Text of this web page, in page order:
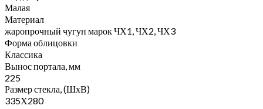
Малая
Материал
жаропрочный чугун марок ЧХ1, ЧХ2, ЧХ3
Форма облицовки
Классика
Вынос портала, мм
225
Размер стекла, (ШхВ)
335Х280